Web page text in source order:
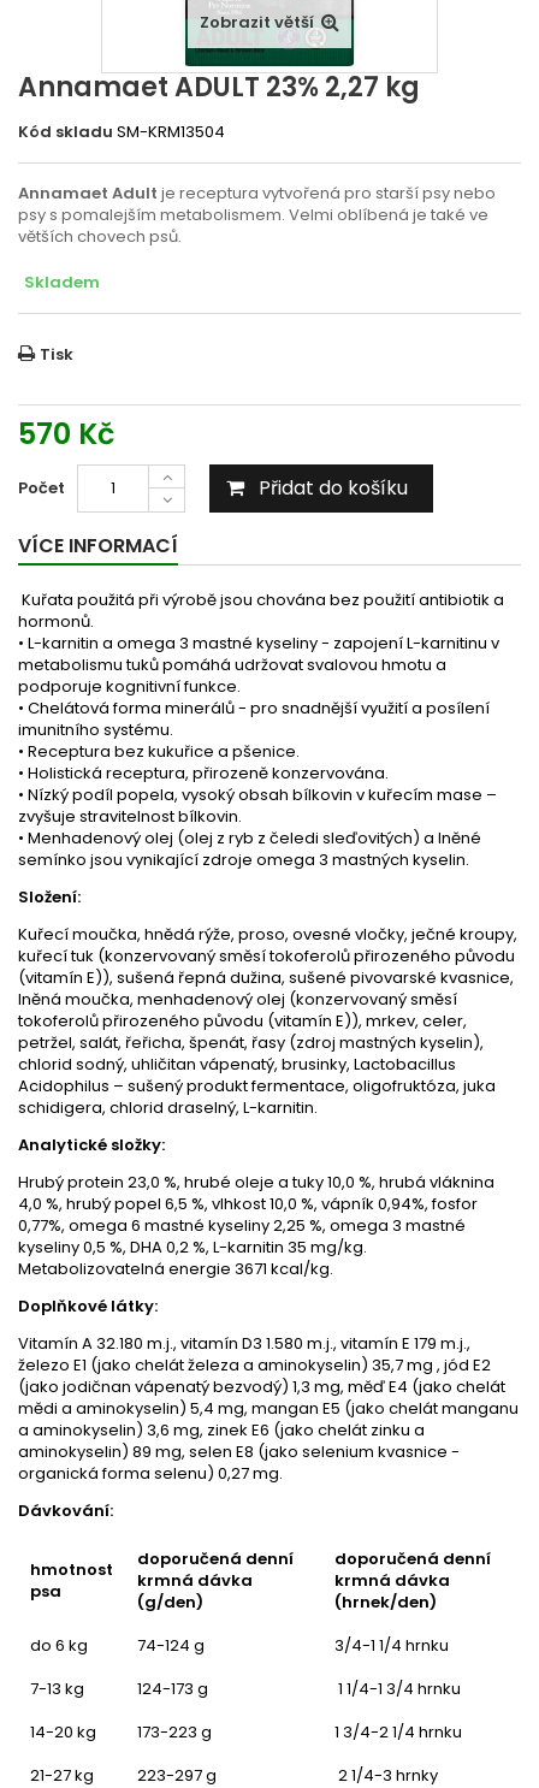
Zobrazit větší
Annamaet ADULT 23% 2,27 kg
Kód skladu SM-KRM13504
Annamaet Adult je receptura vytvořená pro starší psy nebo
psy s pomalejším metabolismem. Velmi oblíbená je také ve
větších chovech psů.
Skladem
Tisk
570 Kč
Počet Přidat do košíku
VÍCE INFORMACÍ
Kuřata použitá při výrobě jsou chována bez použití antibiotik a
hormonů.
• L-karnitin a omega 3 mastné kyseliny - zapojení L-karnitinu v
metabolismu tuků pomáhá udržovat svalovou hmotu a
podporuje kognitivní funkce.
• Chelátová forma minerálů - pro snadnější využití a posílení
imunitního systému.
• Receptura bez kukuřice a pšenice.
• Holistická receptura, přirozeně konzervována.
• Nízký podíl popela, vysoký obsah bílkovin v kuřecím mase –
zvyšuje stravitelnost bílkovin.
• Menhadenový olej (olej z ryb z čeledi sleďovitých) a lněné
semínko jsou vynikající zdroje omega 3 mastných kyselin.
Složení:
Kuřecí moučka, hnědá rýže, proso, ovesné vločky, ječné kroupy,
kuřecí tuk (konzervovaný směsí tokoferolů přirozeného původu
(vitamín E)), sušená řepná dužina, sušené pivovarské kvasnice,
lněná moučka, menhadenový olej (konzervovaný směsí
tokoferolů přirozeného původu (vitamín E)), mrkev, celer,
petržel, salát, řeřicha, špenát, řasy (zdroj mastných kyselin),
chlorid sodný, uhličitan vápenatý, brusinky, Lactobacillus
Acidophilus – sušený produkt fermentace, oligofruktóza, juka
schidigera, chlorid draselný, L-karnitin.
Analytické složky:
Hrubý protein 23,0 %, hrubé oleje a tuky 10,0 %, hrubá vláknina
4,0 %, hrubý popel 6,5 %, vlhkost 10,0 %, vápník 0,94%, fosfor
0,77%, omega 6 mastné kyseliny 2,25 %, omega 3 mastné
kyseliny 0,5 %, DHA 0,2 %, L-karnitin 35 mg/kg.
Metabolizovatelná energie 3671 kcal/kg.
Doplňkové látky:
Vitamín A 32.180 m.j., vitamín D3 1.580 m.j., vitamín E 179 m.j.,
železo E1 (jako chelát železa a aminokyselin) 35,7 mg , jód E2
(jako jodičnan vápenatý bezvodý) 1,3 mg, měď E4 (jako chelát
mědi a aminokyselin) 5,4 mg, mangan E5 (jako chelát manganu
a aminokyselin) 3,6 mg, zinek E6 (jako chelát zinku a
aminokyselin) 89 mg, selen E8 (jako selenium kvasnice -
organická forma selenu) 0,27 mg.
Dávkování:
hmotnost
psa
doporučená denní
krmná dávka
(g/den)
doporučená denní
krmná dávka
(hrnek/den)
do 6 kg
74-124 g
3/4-1 1/4 hrnku
7-13 kg
124-173 g
1 1/4-1 3/4 hrnku
14-20 kg
173-223 g
1 3/4-2 1/4 hrnku
21-27 kg
223-297 g
2 1/4-3 hrnky